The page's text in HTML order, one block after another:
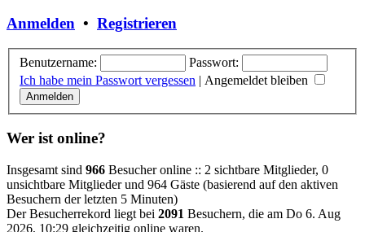
Anmelden • Registrieren
Benutzername:
Passwort:
Ich habe mein Passwort vergessen | Angemeldet bleiben
Wer ist online?
Insgesamt sind 966 Besucher online :: 2 sichtbare Mitglieder, 0
unsichtbare Mitglieder und 964 Gäste (basierend auf den aktiven
Besuchern der letzten 5 Minuten)
Der Besucherrekord liegt bei 2091 Besuchern, die am Do 6. Aug
2026, 10:29 gleichzeitig online waren.